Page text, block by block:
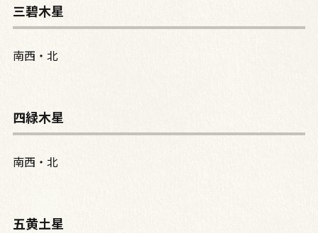
三碧木星
南西・北
四緑木星
南西・北
五黄土星